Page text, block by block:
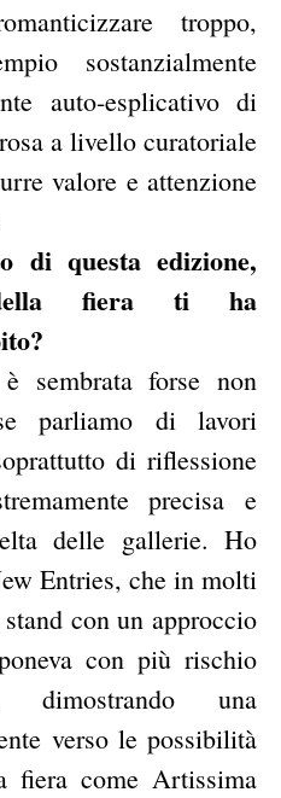
troppo,
sostanzialmente
auto-esplicativo di
a livello curatoriale
valore e attenzione
di questa edizione,
fiera ti ha
sembrata forse non
parliamo di lavori
di riflessione
precisa e
delle gallerie. Ho
Entries, che in molti
con un approccio
con più rischio
una
verso le possibilità
fiera come Artissima